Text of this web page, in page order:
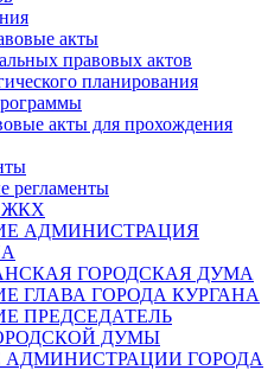
акты
правовых актов
планирования
акты для прохождения
регламенты
ЖКХ
АДМИНИСТРАЦИЯ
ГОРОДСКАЯ ДУМА
ГЛАВА ГОРОДА КУРГАНА
ПРЕДСЕДАТЕЛЬ
ДУМЫ
АДМИНИСТРАЦИИ ГОРОДА